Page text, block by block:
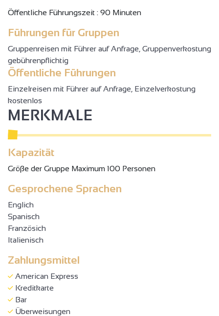
Öffentliche Führungszeit : 90 Minuten
Führungen für Gruppen
Gruppenreisen mit Führer auf Anfrage, Gruppenverkostung
gebührenpflichtig
Öffentliche Führungen
Einzelreisen mit Führer auf Anfrage, Einzelverkostung
kostenlos
MERKMALE
Kapazität
Gröβe der Gruppe Maximum 100 Personen
Gesprochene Sprachen
Englich
Spanisch
Französich
Italienisch
Zahlungsmittel
American Express
Kreditkarte
Bar
Überweisungen